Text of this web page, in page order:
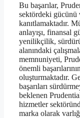
Bu başarılar,
sektördeki gücünü
kanıtlamaktadır.
anlayışı, finansal
yenilikçilik,
alanındaki
memnuniyeti,
önemli
oluşturmaktadır.
başarıları
beklenen
hizmetler
marka olarak